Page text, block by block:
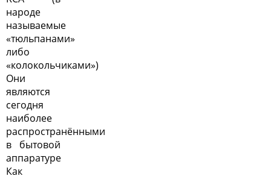
народе
называемые
«тюльпанами»
либо
«колокольчиками»)
Они
являются
сегодня
наиболее
распространёнными
в бытовой
аппаратуре
Как